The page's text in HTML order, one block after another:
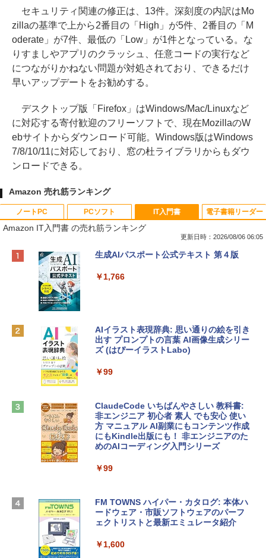
セキュリティ関連の修正は、13件。深刻度の内訳はMo
zillaの基準で上から2番目の「High」が5件、2番目の「M
oderate」が7件、最低の「Low」が1件となっている。な
りすましやアプリのクラッシュ、任意コードの実行など
につながりかねない問題が対処されており、できるだけ
早いアップデートをお勧めする。
デスクトップ版「Firefox」はWindows/Mac/Linuxなど
に対応する寄付歓迎のフリーソフトで、現在MozillaのW
ebサイトからダウンロード可能。Windows版はWindows
7/8/10/11に対応しており、窓の杜ライブラリからもダウ
ンロードできる。
Amazon 売れ筋ランキング
ノートPC
Apple 2026 MacBook Neo A18 Proチッ
e Intelligenceのために設計、Liquid Ret
￥137,800
tomtoc 360°保護 15.6 16インチ パソコ
￥2,952
Apple 2026 MacBook Air M5チップ搭載
igence、13.6インチLiquid Retinaディ
ラ、Touch ID - スカイブルー + 3年延長
AppleCare+ for 13インチMacBook Air
(M5)|ダウンロード版
￥331,701
PCソフト
Xbox プリペイドカード 10,000円 デジタ
ンラインコード]
Robloxギフトカード - 800 Robux 【限
定バーチャルアイテムを含む】 【オンラ
インゲームコード】 ロブロックス | オン
Microsoft Office Home & Business 202
4(最新 永続版)|オンラインコード版|Wind
ows11、10/mac対応|PC2台
定バーチャルアイテムを含む】 【オンラ
インゲームコード】 ロブロックス | オン
ラインコード版
￥3,200
IT入門書
Amazon IT入門書 の売れ筋ランキング
更新日時：2026/08/06 06:05
生成AIパスポート公式テキスト 第４版
￥1,766
AIイラスト表現辞典: 思い通りの絵を引き
出す プロンプトの言葉 AI画像生成シリー
ズ (はぴーイラストLabo)
￥99
ClaudeCode いちばんやさしい 教科書:
非エンジニア 初心者 素人 でも安心 使い
方 マニュアル AI副業にもコンテンツ作成
にもKindle出版にも！ 非エンジニアのた
めのAIコーディング入門シリーズ
￥99
FM TOWNS ハイパー・カタログ: 本体ハ
ードウェア・市販ソフトウェアのパーフ
ェクトリストと最新エミュレータ紹介
￥1,600
電子書籍リーダー